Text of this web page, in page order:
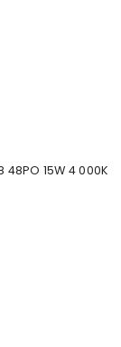
48PO 15W 4 000K